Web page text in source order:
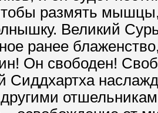
размять мышцы,
Великий
ранее
Он свободен!
Сиддхартха
другими